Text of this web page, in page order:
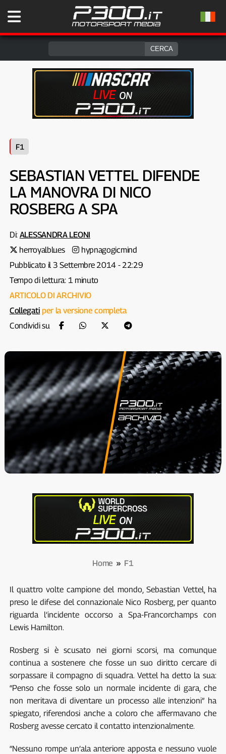
F1
SEBASTIAN VETTEL DIFENDE
LA MANOVRA DI NICO
ROSBERG A SPA
Di: ALESSANDRA LEONI
herroyalblues
hypnagogicmind
Pubblicato il 3 Settembre 2014 - 22:29
Tempo di lettura: 1 minuto
ARTICOLO DI ARCHIVIO
Collegati per la versione completa
Condividi su
Home » F1
Il quattro volte campione del mondo, Sebastian Vettel, ha
preso le difese del connazionale Nico Rosberg, per quanto
riguarda l’incidente occorso a Spa-Francorchamps con
Lewis Hamilton.
Rosberg si è scusato nei giorni scorsi, ma comunque
continua a sostenere che fosse un suo diritto cercare di
sorpassare il compagno di squadra. Vettel ha detto la sua:
“Penso che fosse solo un normale incidente di gara, che
non meritava di diventare un processo alle intenzioni” ha
spiegato, riferendosi anche a coloro che affermavano che
Rosberg avesse cercato il contatto intenzionalmente.
“Nessuno rompe un’ala anteriore apposta e nessuno vuole